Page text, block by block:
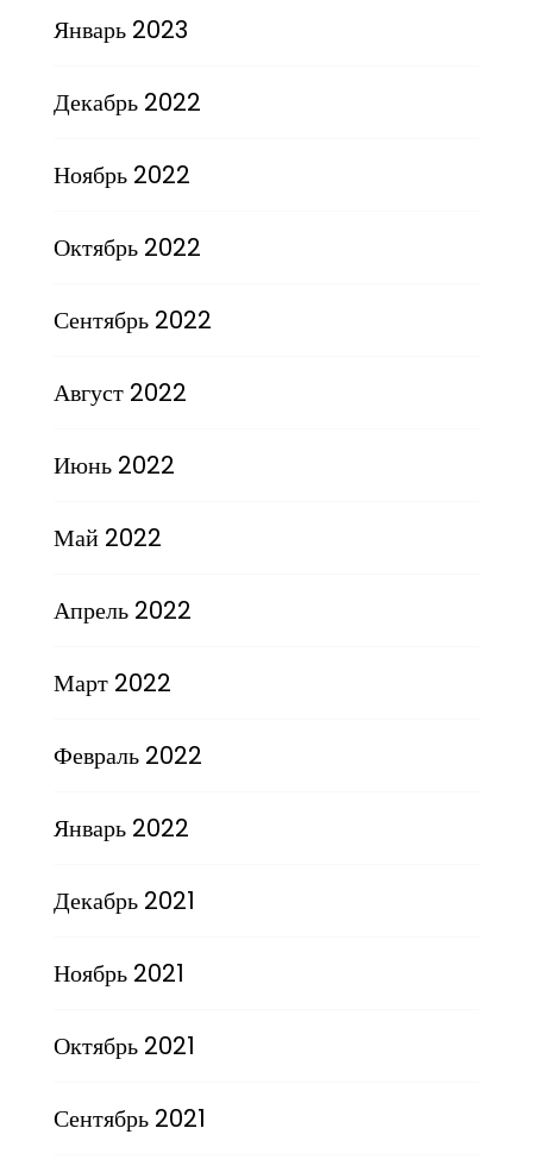
Январь 2023
Декабрь 2022
Ноябрь 2022
Октябрь 2022
Сентябрь 2022
Август 2022
Июнь 2022
Май 2022
Апрель 2022
Март 2022
Февраль 2022
Январь 2022
Декабрь 2021
Ноябрь 2021
Октябрь 2021
Сентябрь 2021